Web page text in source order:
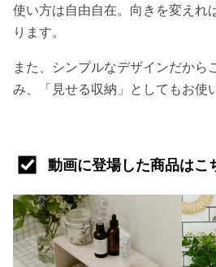
使い方は自由自在。向きを変えれ
ります。
また、シンプルなデザインだから
み、「見せる収納」としてもお使
動画に登場した商品はこ